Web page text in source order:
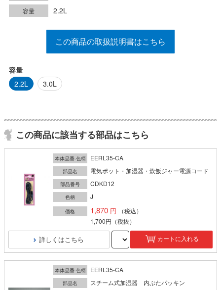
容量 2.2L
この商品の取扱説明書はこちら
容量
2.2L
3.0L
この商品に該当する部品はこちら
本体品番-色柄 EERL35-CA
部品名 電気ポット・加湿器・炊飯ジャー電源コード
部品番号 CDKD12
色柄 J
価格 1,870
（税込）
1,700円 （税抜）
詳しくはこちら カートに入れる
本体品番-色柄 EERL35-CA
部品名 スチーム式加湿器 内ぶたパッキン